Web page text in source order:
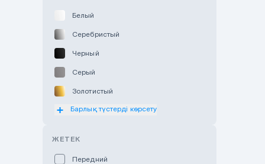
Белый
Серебристый
Черный
Серый
Золотистый
Оранжевый
Барлық түстерді көрсету
ЖЕТЕК
Передний